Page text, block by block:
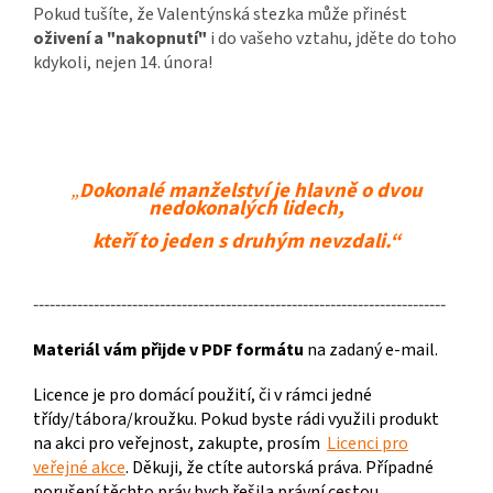
Pokud tušíte, že Valentýnská stezka může přinést
oživení a "nakopnutí" i do vašeho vztahu, jděte do toho
kdykoli, nejen 14. února!
„Dokonalé manželství je hlavně o dvou
nedokonalých lidech,
kteří to jeden s druhým nevzdali.“
---------------------------------------------------------------------------
Materiál vám přijde v PDF formátu na zadaný e-mail.
Licence je pro domácí použití, či v rámci jedné
třídy/tábora/kroužku. Pokud byste rádi využili produkt
na akci pro veřejnost, zakupte, prosím Licenci pro
veřejné akce. Děkuji, že ctíte autorská práva. Případné